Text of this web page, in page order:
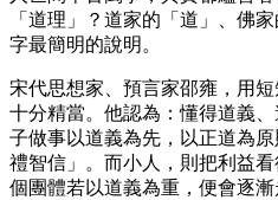
「道理」？道家的「道」、佛
字最簡明的說明。
宋代思想家、預言家邵雍，用
十分精當。他認為：懂得道義
子做事以道義為先，以正道為
禮智信」。而小人，則把利益
個團體若以道義為重，便會逐